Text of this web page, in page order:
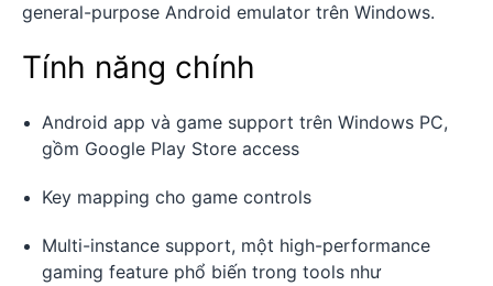
general-purpose Android emulator trên Windows.
Tính năng chính
Android app và game support trên Windows PC,
gồm Google Play Store access
Key mapping cho game controls
Multi-instance support, một high-performance
gaming feature phổ biến trong tools như